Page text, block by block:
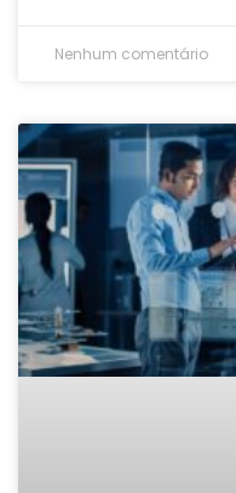
Nenhum comentário